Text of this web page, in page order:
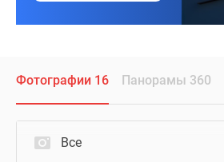
Фотографии 16 Панорамы 360
Все